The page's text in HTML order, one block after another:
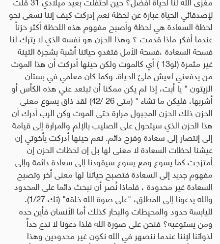
لإصدقائي الحياة عبارة عن لحظة نعم إدركت كيف إننا نسعى نحو
لحظة السعادة هي لحظة وأصبح مفهوم هذه اللحظة أكثر حزناً
عندما أفكر ماذا قدمت ؟ وهذا الحزن هو نفسه الذي لا يترك لنا
فسحة السعادة ،فسحة الأمل فتغدو حياتنا أشبة بشجرة التينة
غير مثمرة (لو13 ) أي كالموت ولكن حينها أدركت أن هذا الموت
من يدفعني لعيش ملئ الحياة. وكما كان معلمي في بستان
الزيتون " يا أبت، إذا لم يكن ممكنا أن تبتعد عني هذه الكأس أو
أشربها، فليكن ما تشاء " (متى 26 /42) لقد ذاق يسوع معنى
الحزن ذلك الحزن المجبول مرارة حتى الموت وكن الرب أدرك أن
هذا الحزن الذي سيتحول على الصليب بالإلم والمرارة إلى قيامة
إلى إنتصار إلى سعادة وفرح دائم. نعم حينها أدركت يأخوتي إن
عيشنا لحظات السعادة لا معنى لها بل إن لحظات الحزن إن
أمتزجت كما يسوع ومع يسوع سيقودنا إلى سعادة دائمة وإلى
مفهوم جديد إلى السعادة فتصبح حياتنا لها معنى أخر وتصبح
السعادة غير محدودة ، فلماذا نُصر أن نبحث دائما على المحدود
والله يدعونا إلى المطلق، "على صوة الله خلقه" (تك 1/27).
لليابسة حدود والمحيطات والبحار كذلك أما الأنسان فأين حده
ومن يستوعبه؟ فنحن على صورة الله فلذا دعونا لا ندع حداً
لذواتنا لإننا عندما ننصهر في الله نكون غير محدودين وهذا